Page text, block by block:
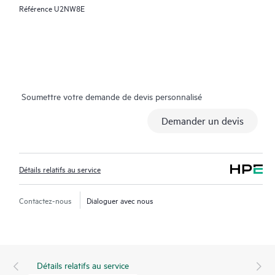
RéférenceU2NW8E
Soumettre votre demande de devis personnalisé
Demander un devis
Détails relatifs au service
Contactez-nous Dialoguer avec nous
Détails relatifs au service